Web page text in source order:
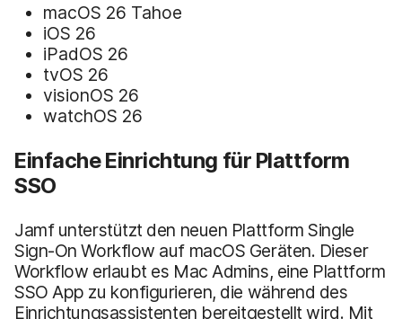
macOS 26 Tahoe
iOS 26
iPadOS 26
tvOS 26
visionOS 26
watchOS 26
Einfache Einrichtung für Plattform
SSO
Jamf unterstützt den neuen Plattform Single
Sign-On Workflow auf macOS Geräten. Dieser
Workflow erlaubt es Mac Admins, eine Plattform
SSO App zu konfigurieren, die während des
Einrichtungsassistenten bereitgestellt wird. Mit